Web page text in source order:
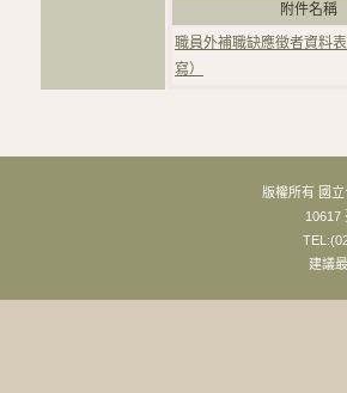
附件名
職員外補職缺應徵者資料
寫）
版權所有 國
10617
建議